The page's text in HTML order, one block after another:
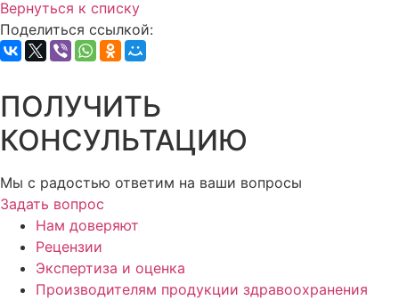
Вернуться к списку
Поделиться ссылкой:
ПОЛУЧИТЬ
КОНСУЛЬТАЦИЮ
Мы с радостью ответим на ваши вопросы
Задать вопрос
Нам доверяют
Рецензии
Экспертиза и оценка
Производителям продукции здравоохранения